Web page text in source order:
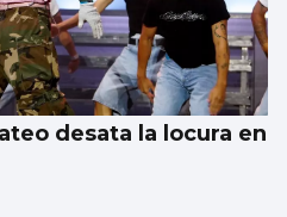
desata la locura en